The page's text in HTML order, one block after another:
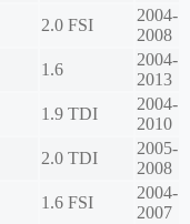
2.0 FSI
2004-
2008
1.6
2004-
2013
1.9 TDI
2004-
2010
2.0 TDI
2005-
2008
1.6 FSI
2004-
2007